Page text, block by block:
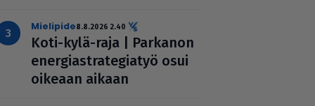
mielipide8.8.2026 2.40
Koti-kylä-raja | Parkanon
ener­gi­ast­ra­te­gi­a­työ osui
oikeaan aikaan